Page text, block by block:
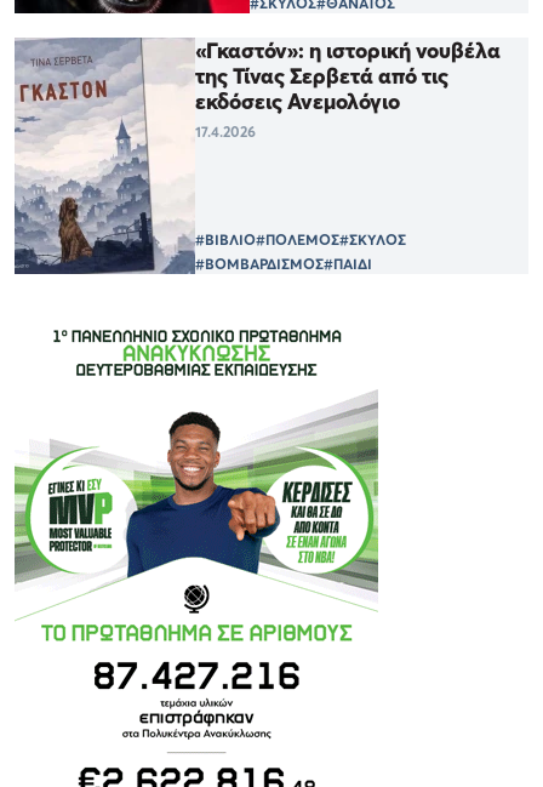
«Γκαστόν»: η ιστορική νουβέλα
της Τίνας Σερβετά από τις
εκδόσεις Ανεμολόγιο
17.4.2026
#ΒΙΒΛΙΟ#ΠΟΛΕΜΟΣ#ΣΚΥΛΟΣ
#ΒΟΜΒΑΡΔΙΣΜΟΣ#ΠΑΙΔΙ